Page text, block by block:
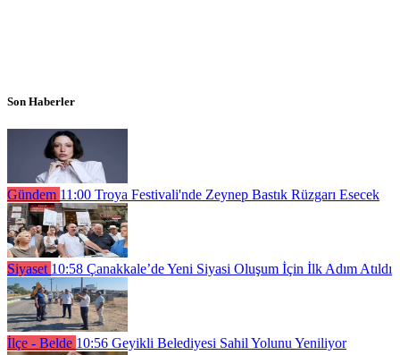
Son Haberler
Gündem 11:00 Troya Festivali'nde Zeynep Bastık Rüzgarı Esecek
Siyaset 10:58 Çanakkale’de Yeni Siyasi Oluşum İçin İlk Adım Atıldı
İlçe - Belde 10:56 Geyikli Belediyesi Sahil Yolunu Yeniliyor